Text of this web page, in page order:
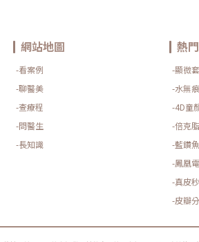
網站地圖
-看案例
-聊醫美
-查療程
-問醫生
-長知識
熱
-顯微
-水無
-4D童
-倍克脂
-藍鑽
-鳳凰
-真皮秒
-皮瓣